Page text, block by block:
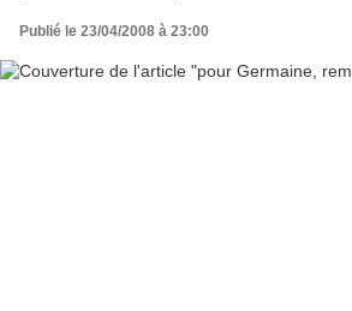
Publié le 23/04/2008 à 23:00